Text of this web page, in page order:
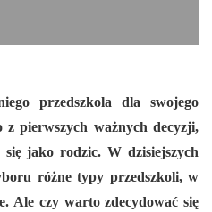
przedszkola dla swojego
z pierwszych ważnych decyzji,
jako rodzic. W dzisiejszych
różne typy przedszkoli, w
Ale czy warto zdecydować się